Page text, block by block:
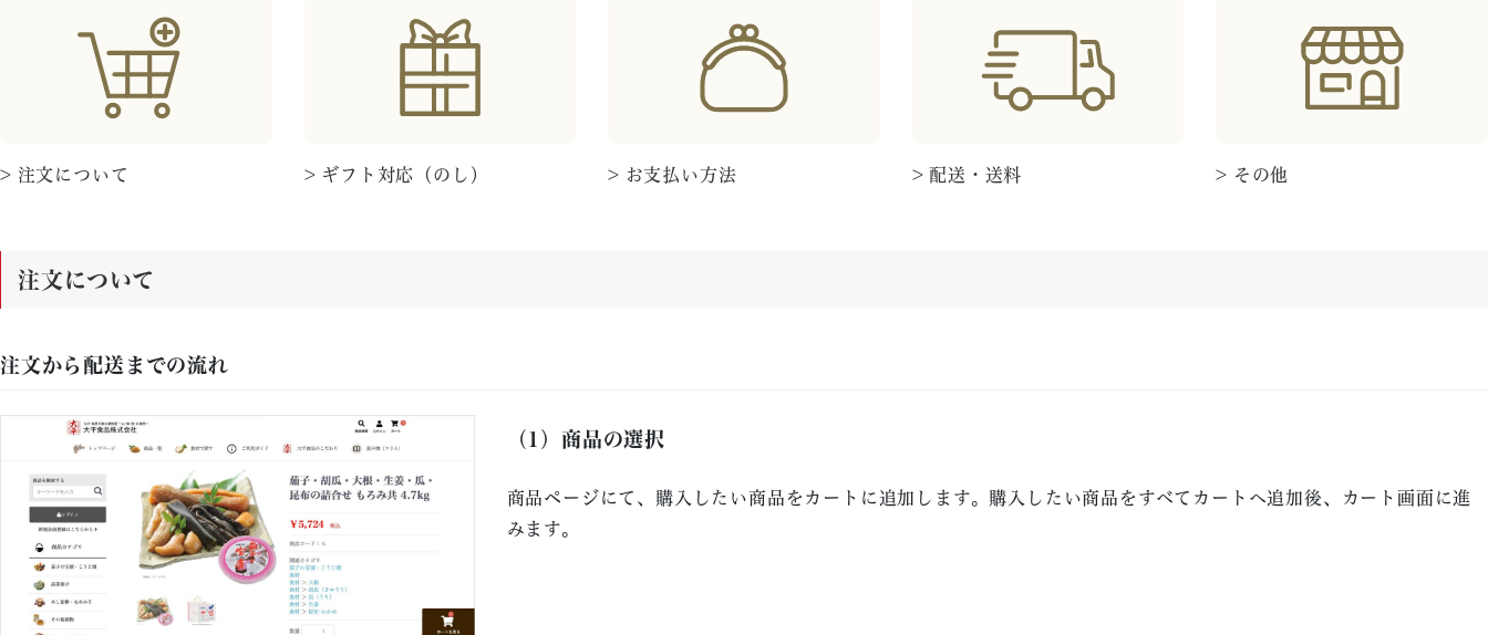
> 注文について > ギフト対応（のし） > お支払い方法 > 配送・送料 > その他
注文について
注文から配送までの流れ
（1）商品の選択
商品ページにて、購入したい商品をカートに追加します。購入したい商品をすべてカートへ追加後、カート画面に進
みます。